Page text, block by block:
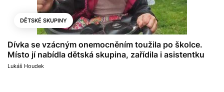
DĚTSKÉ SKUPINY
Dívka se vzácným onemocněním toužila po školce.
Místo jí nabídla dětská skupina, zařídila i asistentku
Lukáš Houdek